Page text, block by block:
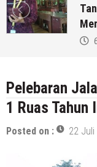
Pelebaran
1 Ruas Tahun
Posted on : 22 Juli